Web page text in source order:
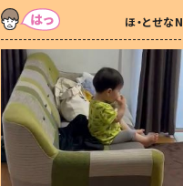
た本音とは
ほ・とせな